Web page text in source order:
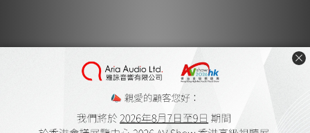
適用機型
Aperta200 和 ISO-200（單獨出售）